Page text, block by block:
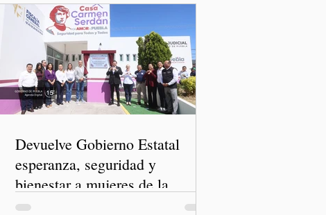
Devuelve Gobierno Estatal
esperanza, seguridad y
bienestar a mujeres de la
periferia urbana